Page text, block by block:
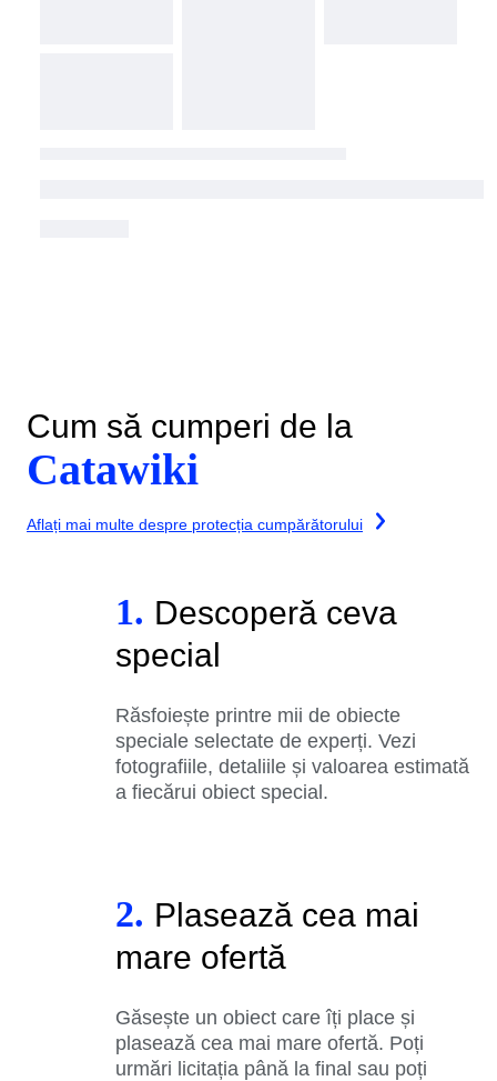
Cum să cumperi de la
Catawiki
Aflați mai multe despre protecția cumpărătorului
1. Descoperă ceva
special
Răsfoiește printre mii de obiecte
speciale selectate de experți. Vezi
fotografiile, detaliile și valoarea estimată
a fiecărui obiect special.
2. Plasează cea mai
mare ofertă
Găsește un obiect care îți place și
plasează cea mai mare ofertă. Poți
urmări licitația până la final sau poți